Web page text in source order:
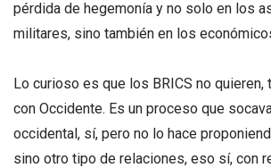
pérdida de hegemonía y no solo en los
militares, sino también en los
Lo curioso es que los BRICS no quieren,
con Occidente. Es un proceso que
occidental, sí, pero no lo hace
sino otro tipo de relaciones, eso sí, con